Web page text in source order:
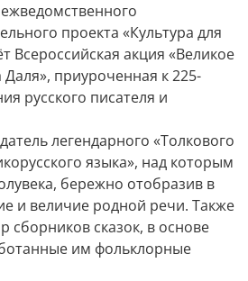
проекта «Культура для
Всероссийская акция «Великое
приуроченная к 225-
русского писателя и
легендарного «Толкового
языка», над которым
бережно отобразив в
и величие родной речи. Также
сборников сказок, в основе
им фольклорные